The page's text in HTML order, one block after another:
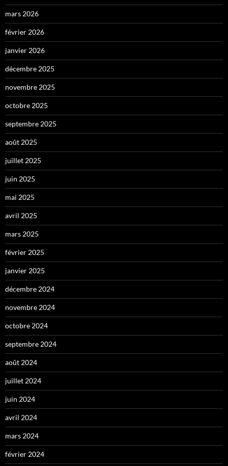
mars 2026
février 2026
janvier 2026
décembre 2025
novembre 2025
octobre 2025
septembre 2025
août 2025
juillet 2025
juin 2025
mai 2025
avril 2025
mars 2025
février 2025
janvier 2025
décembre 2024
novembre 2024
octobre 2024
septembre 2024
août 2024
juillet 2024
juin 2024
avril 2024
mars 2024
février 2024